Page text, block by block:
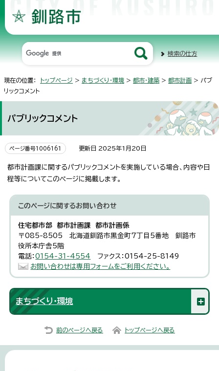
検索の仕方
現在の位置： トップページ > まちづくり・環境 > 都市・建築 > 都市計画 > パブ
リックコメント
パブリックコメント
ページ番号1006161 更新日 2025年1月20日
都市計画課に関するパブリックコメントを実施している場合、内容や日
程等についてこのページに掲載します。
このページに関するお問い合わせ
住宅都市部 都市計画課 都市計画係
〒085-8505 北海道釧路市黒金町7丁目5番地 釧路市
役所本庁舎5階
電話：0154-31-4554
ファクス：0154-25-8149
お問い合わせは専用フォームをご利用ください。
まちづくり・環境
前のページへ戻る トップページへ戻る